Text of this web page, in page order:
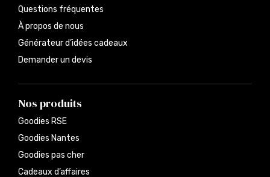
Questions fréquentes
À propos de nous
Générateur d’idées cadeaux
Demander un devis
Nos produits
Goodies RSE
Goodies Nantes
Goodies pas cher
Cadeaux d’affaires